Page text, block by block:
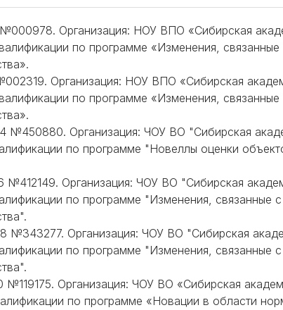
Организация: НОУ ВПО «Сибирская
по программе «Изменения,
Организация: НОУ ВПО «Сибирская
по программе «Изменения,
№450880. Организация: ЧОУ ВО "Сибирская
по программе "Новеллы оценки
№412149. Организация: ЧОУ ВО "Сибирская
по программе "Изменения, связанные
№343277. Организация: ЧОУ ВО "Сибирская
по программе "Изменения, связанные
№119175. Организация: ЧОУ ВО «Сибирская
по программе «Новации в области